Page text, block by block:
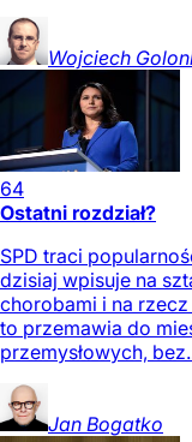
Wojciech
64
Ostatni rozdział?
SPD traci
dzisiaj wpisuje na
chorobami i na rzecz
to przemawia do
przemysłowych,
Jan Bogatko